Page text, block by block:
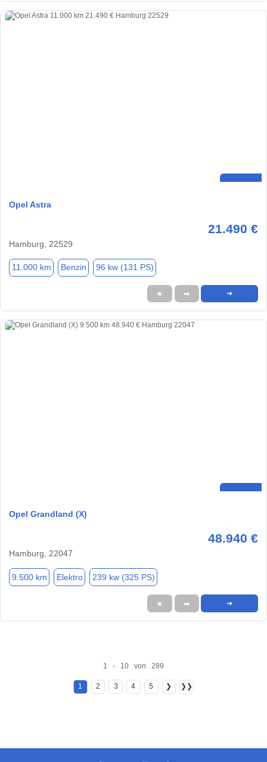
Opel Astra
21.490 €
Hamburg, 22529
11.000 km Benzin 96 kw (131 PS)
★ ➦ ➜
Opel Grandland (X)
48.940 €
Hamburg, 22047
9.500 km Elektro 239 kw (325 PS)
★ ➦ ➜
1 - 10 von 289
1 2 3 4 5 ❯ ❯❯